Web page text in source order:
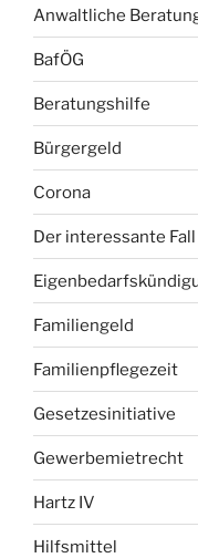
Anwaltliche
BafÖG
Beratungshilfe
Bürgergeld
Corona
Der interessante Fall
Familiengeld
Familienpflegezeit
Gesetzesinitiative
Gewerbemietrecht
Hartz IV
Hilfsmittel